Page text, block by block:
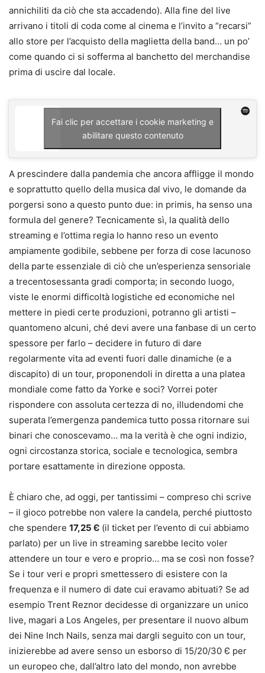
annichiliti da ciò che sta accadendo). Alla fine del live
arrivano i titoli di coda come al cinema e l’invito a “recarsi”
allo store per l’acquisto della maglietta della band… un po’
come quando ci si sofferma al banchetto del merchandise
prima di uscire dal locale.
Fai clic per accettare i cookie marketing e
abilitare questo contenuto
A prescindere dalla pandemia che ancora affligge il mondo
e soprattutto quello della musica dal vivo, le domande da
porgersi sono a questo punto due: in primis, ha senso una
formula del genere? Tecnicamente sì, la qualità dello
streaming e l’ottima regia lo hanno reso un evento
ampiamente godibile, sebbene per forza di cose lacunoso
della parte essenziale di ciò che un’esperienza sensoriale
a trecentosessanta gradi comporta; in secondo luogo,
viste le enormi difficoltà logistiche ed economiche nel
mettere in piedi certe produzioni, potranno gli artisti –
quantomeno alcuni, ché devi avere una fanbase di un certo
spessore per farlo – decidere in futuro di dare
regolarmente vita ad eventi fuori dalle dinamiche (e a
discapito) di un tour, proponendoli in diretta a una platea
mondiale come fatto da Yorke e soci? Vorrei poter
rispondere con assoluta certezza di no, illudendomi che
superata l’emergenza pandemica tutto possa ritornare sui
binari che conoscevamo… ma la verità è che ogni indizio,
ogni circostanza storica, sociale e tecnologica, sembra
portare esattamente in direzione opposta.
È chiaro che, ad oggi, per tantissimi – compreso chi scrive
– il gioco potrebbe non valere la candela, perché piuttosto
che spendere 17,25 Є (il ticket per l’evento di cui abbiamo
parlato) per un live in streaming sarebbe lecito voler
attendere un tour e vero e proprio… ma se così non fosse?
Se i tour veri e propri smettessero di esistere con la
frequenza e il numero di date cui eravamo abituati? Se ad
esempio Trent Reznor decidesse di organizzare un unico
live, magari a Los Angeles, per presentare il nuovo album
dei Nine Inch Nails, senza mai dargli seguito con un tour,
inizierebbe ad avere senso un esborso di 15/20/30 Є per
un europeo che, dall’altro lato del mondo, non avrebbe